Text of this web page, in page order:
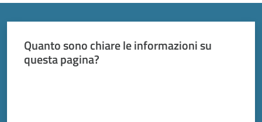
Quanto sono chiare le informazioni su
questa pagina?